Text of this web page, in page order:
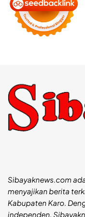
Sibayaknews.com
menyajikan berita
Kabupaten Karo.
independen,